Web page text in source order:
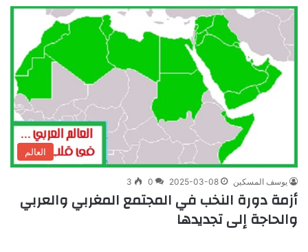
العالم
يوسف المسكين 2025-03-08
0
3
أزمة دورة النخب في المجتمع المغربي والعربي
والحاجة إلى تجديدها